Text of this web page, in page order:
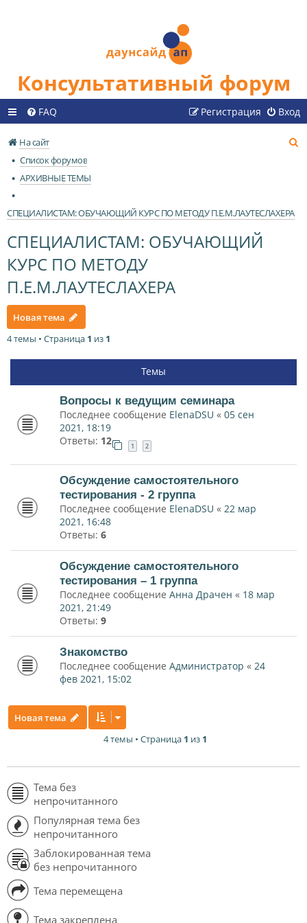
Консультативный форум
FAQ Вход
Регистрация
На сайт
Список форумов
АРХИВНЫЕ ТЕМЫ
СПЕЦИАЛИСТАМ: ОБУЧАЮЩИЙ КУРС ПО МЕТОДУ П.Е.М.ЛАУТЕСЛАХЕРА
СПЕЦИАЛИСТАМ: ОБУЧАЮЩИЙ
КУРС ПО МЕТОДУ
П.Е.М.ЛАУТЕСЛАХЕРА
Новая тема
4 темы • Страница 1 из 1
Темы
Вопросы к ведущим семинара
Последнее сообщение ElenaDSU « 05 сен
2021, 18:19
Ответы: 12 1 2
Обсуждение самостоятельного
тестирования - 2 группа
Последнее сообщение ElenaDSU « 22 мар
2021, 16:48
Ответы: 6
Обсуждение самостоятельного
тестирования – 1 группа
Последнее сообщение Анна Драчен « 18 мар
2021, 21:49
Ответы: 9
Знакомство
Последнее сообщение Администратор « 24
фев 2021, 15:02
Новая тема
4 темы • Страница 1 из 1
Тема без
непрочитанного
Популярная тема без
непрочитанного
Заблокированная тема
без непрочитанного
Тема перемещена
Тема закреплена